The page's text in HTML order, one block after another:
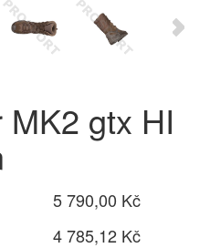
gtx HI
5 790,00 Kč
4 785,12 Kč